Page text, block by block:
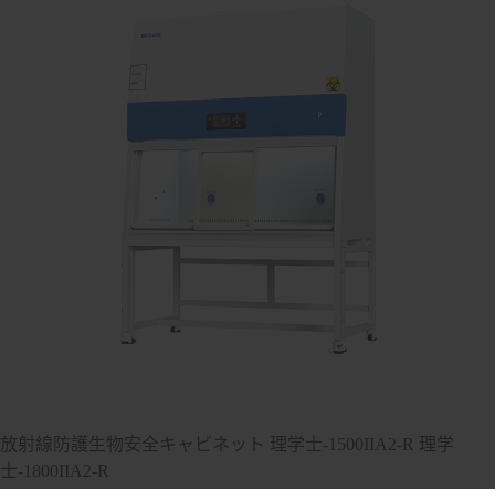
放射線防護生物安全キャビネット 理学士-1500IIA2-R 理学
士-1800IIA2-R